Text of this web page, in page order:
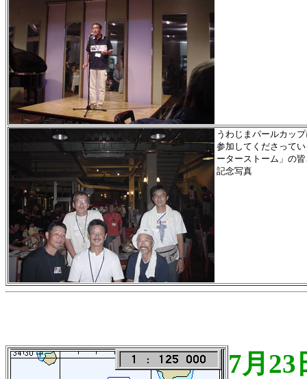
うわじまパールカッ
参加してくださって
ーターストーム」の
記念写真
7月23